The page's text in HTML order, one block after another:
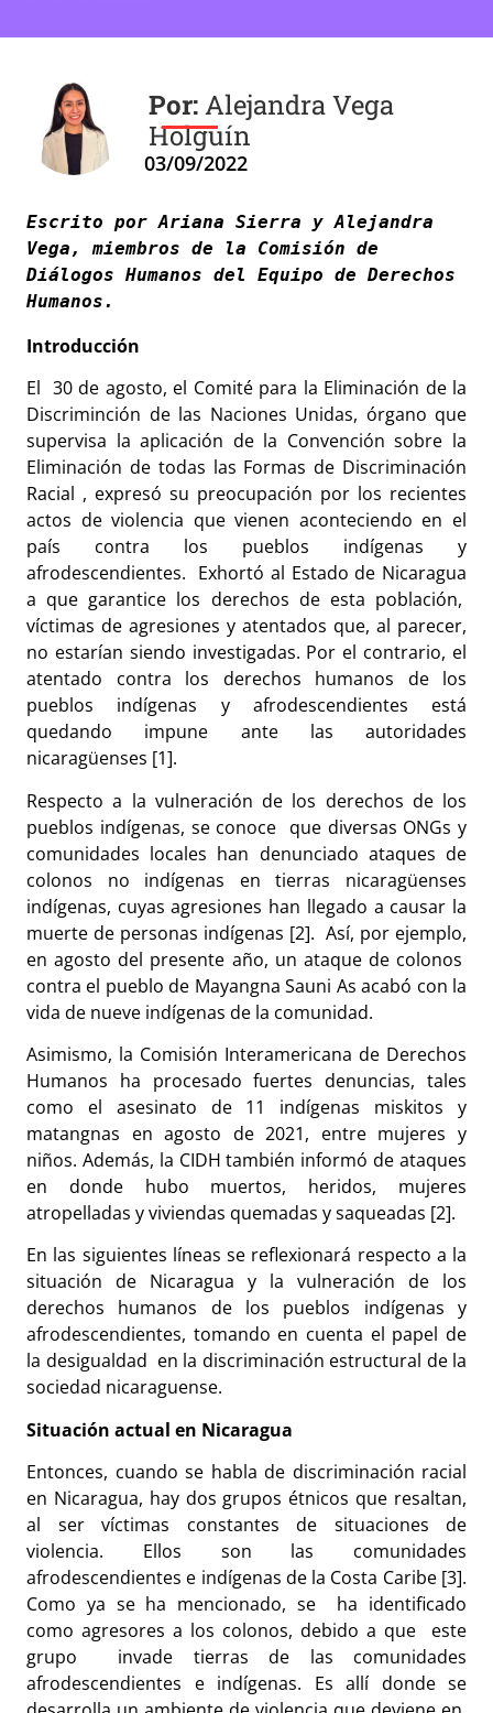
Alejandra Vega
Holguín
Escrito por Ariana Sierra y Alejandra
Vega, miembros de la Comisión de
Diálogos Humanos del Equipo de Derechos
Humanos.
Introducción
El 30 de agosto, el Comité para la Eliminación de la
Discriminción de las Naciones Unidas, órgano que
supervisa la aplicación de la Convención sobre la
Eliminación de todas las Formas de Discriminación
Racial , expresó su preocupación por los recientes
actos de violencia que vienen aconteciendo en el
país contra los pueblos indígenas y
afrodescendientes. Exhortó al Estado de Nicaragua
a que garantice los derechos de esta población,
víctimas de agresiones y atentados que, al parecer,
no estarían siendo investigadas. Por el contrario, el
atentado contra los derechos humanos de los
pueblos indígenas y afrodescendientes está
quedando impune ante las autoridades
nicaragüenses [1].
Respecto a la vulneración de los derechos de los
pueblos indígenas, se conoce que diversas ONGs y
comunidades locales han denunciado ataques de
colonos no indígenas en tierras nicaragüenses
indígenas, cuyas agresiones han llegado a causar la
muerte de personas indígenas [2]. Así, por ejemplo,
en agosto del presente año, un ataque de colonos
contra el pueblo de Mayangna Sauni As acabó con la
vida de nueve indígenas de la comunidad.
Asimismo, la Comisión Interamericana de Derechos
Humanos ha procesado fuertes denuncias, tales
como el asesinato de 11 indígenas miskitos y
matangnas en agosto de 2021, entre mujeres y
niños. Además, la CIDH también informó de ataques
en donde hubo muertos, heridos, mujeres
atropelladas y viviendas quemadas y saqueadas [2].
En las siguientes líneas se reflexionará respecto a la
situación de Nicaragua y la vulneración de los
derechos humanos de los pueblos indígenas y
afrodescendientes, tomando en cuenta el papel de
la desigualdad en la discriminación estructural de la
sociedad nicaraguense.
Situación actual en Nicaragua
Entonces, cuando se habla de discriminación racial
en Nicaragua, hay dos grupos étnicos que resaltan,
al ser víctimas constantes de situaciones de
violencia. Ellos son las comunidades
afrodescendientes e indígenas de la Costa Caribe [3].
Como ya se ha mencionado, se ha identificado
como agresores a los colonos, debido a que este
grupo invade tierras de las comunidades
afrodescendientes e indígenas. Es allí donde se
03/09/2022